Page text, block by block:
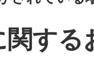
関する